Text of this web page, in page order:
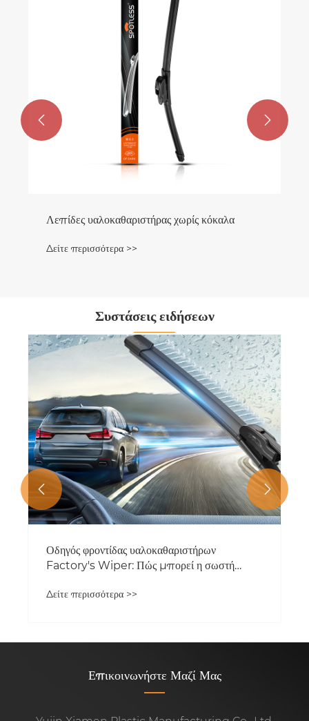
Λεπίδες υαλοκαθαριστήρας χωρίς κόκαλα
Δείτε περισσότερα >>
 
Συστάσεις ειδήσεων
Οδηγός φροντίδας υαλοκαθαριστήρων
Factory's Wiper: Πώς μπορεί η σωστή
λεπίδων υαλοκαθαριστήρων;
Δείτε περισσότερα >>
 
Επικοινωνήστε Μαζί Μας